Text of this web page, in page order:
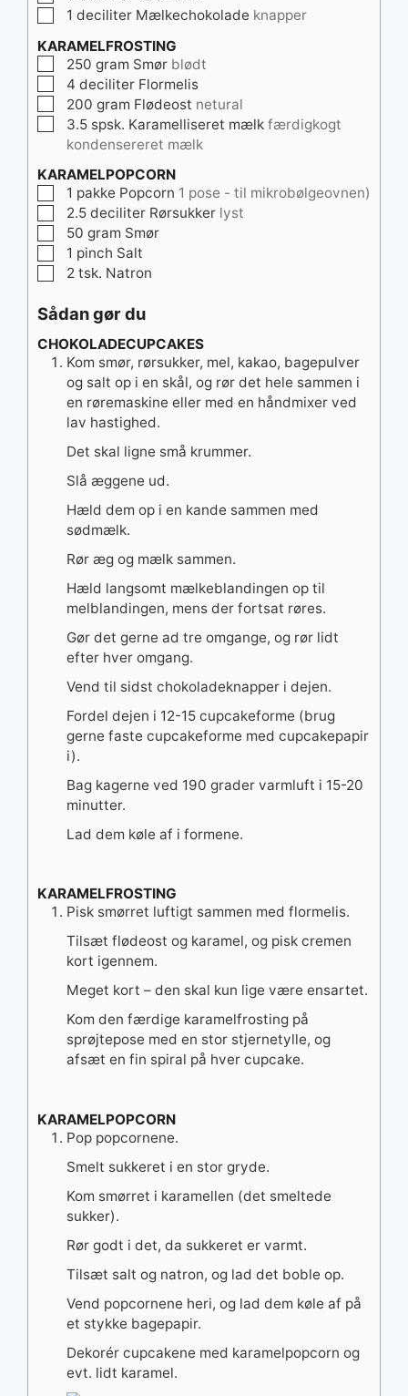
▢1 deciliter Mælkechokolade knapper
KARAMELFROSTING
▢
250 gram Smør blødt
▢
4 deciliter Flormelis
▢
200 gram Flødeost netural
▢
3.5 spsk. Karamelliseret mælk færdigkogt
kondensereret mælk
KARAMELPOPCORN
▢1 pakke Popcorn 1 pose - til mikrobølgeovnen)
▢
2.5 deciliter Rørsukker lyst
▢
50 gram Smør
▢1 pinch Salt
▢
2 tsk. Natron
Sådan gør du
CHOKOLADECUPCAKES
Kom smør, rørsukker, mel, kakao, bagepulver
og salt op i en skål, og rør det hele sammen i
en røremaskine eller med en håndmixer ved
lav hastighed.
Det skal ligne små krummer.
Slå æggene ud.
Hæld dem op i en kande sammen med
sødmælk.
Rør æg og mælk sammen.
Hæld langsomt mælkeblandingen op til
melblandingen, mens der fortsat røres.
Gør det gerne ad tre omgange, og rør lidt
efter hver omgang.
Vend til sidst chokoladeknapper i dejen.
Fordel dejen i 12-15 cupcakeforme (brug
gerne faste cupcakeforme med cupcakepapir
i).
Bag kagerne ved 190 grader varmluft i 15-20
minutter.
Lad dem køle af i formene.
KARAMELFROSTING
Pisk smørret luftigt sammen med flormelis.
Tilsæt flødeost og karamel, og pisk cremen
kort igennem.
Meget kort – den skal kun lige være ensartet.
Kom den færdige karamelfrosting på
sprøjtepose med en stor stjernetylle, og
afsæt en fin spiral på hver cupcake.
KARAMELPOPCORN
Pop popcornene.
Smelt sukkeret i en stor gryde.
Kom smørret i karamellen (det smeltede
sukker).
Rør godt i det, da sukkeret er varmt.
Tilsæt salt og natron, og lad det boble op.
Vend popcornene heri, og lad dem køle af på
et stykke bagepapir.
Dekorér cupcakene med karamelpopcorn og
evt. lidt karamel.